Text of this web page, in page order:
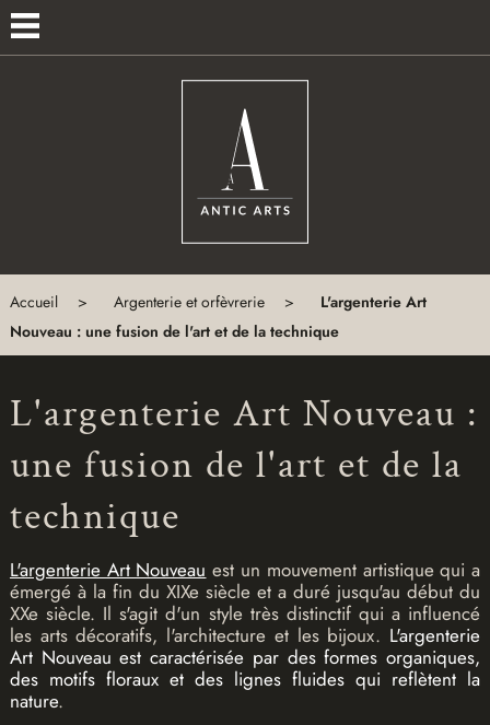
À
PROPOS
CONTACT
Accueil Argenterie et orfèvrerie
L'argenterie Art
Nouveau : une fusion de l'art et de la technique
L'argenterie Art Nouveau :
une fusion de l'art et de la
technique
L'argenterie Art Nouveau est un mouvement artistique qui a
émergé à la fin du XIXe siècle et a duré jusqu'au début du
XXe siècle. Il s'agit d'un style très distinctif qui a influencé
les arts décoratifs, l'architecture et les bijoux. L'argenterie
Art Nouveau est caractérisée par des formes organiques,
des motifs floraux et des lignes fluides qui reflètent la
nature.